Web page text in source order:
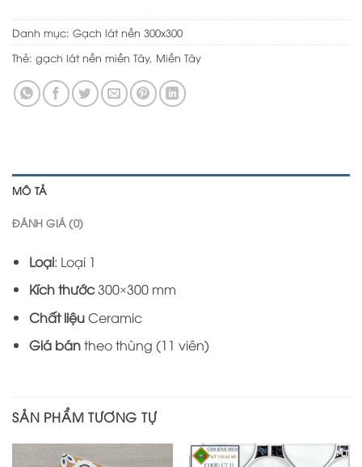
Danh mục: Gạch lát nền 300x300
Thẻ: gạch lát nền miền Tây, Miền Tây
MÔ TẢ
ĐÁNH GIÁ (0)
Loại: Loại 1
Kích thước300×300 mm
Chất liệuCeramic
Giá bántheo thùng (11 viên)
SẢN PHẨM TƯƠNG TỰ